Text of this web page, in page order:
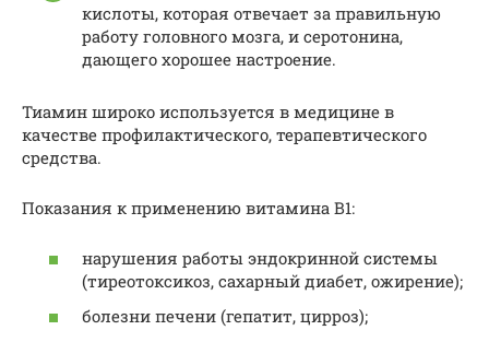
кислоты, которая отвечает за правильную
работу головного мозга, и серотонина,
дающего хорошее настроение.
Тиамин широко используется в медицине в
качестве профилактического, терапевтического
средства.
Показания к применению витамина В1:
нарушения работы эндокринной системы
(тиреотоксикоз, сахарный диабет, ожирение);
болезни печени (гепатит, цирроз);